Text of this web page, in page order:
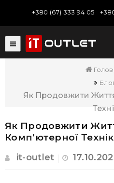
+380 (67) 333 94 05
Як Продовжити
Як Продовжити
Комп’ютерної
it-outlet